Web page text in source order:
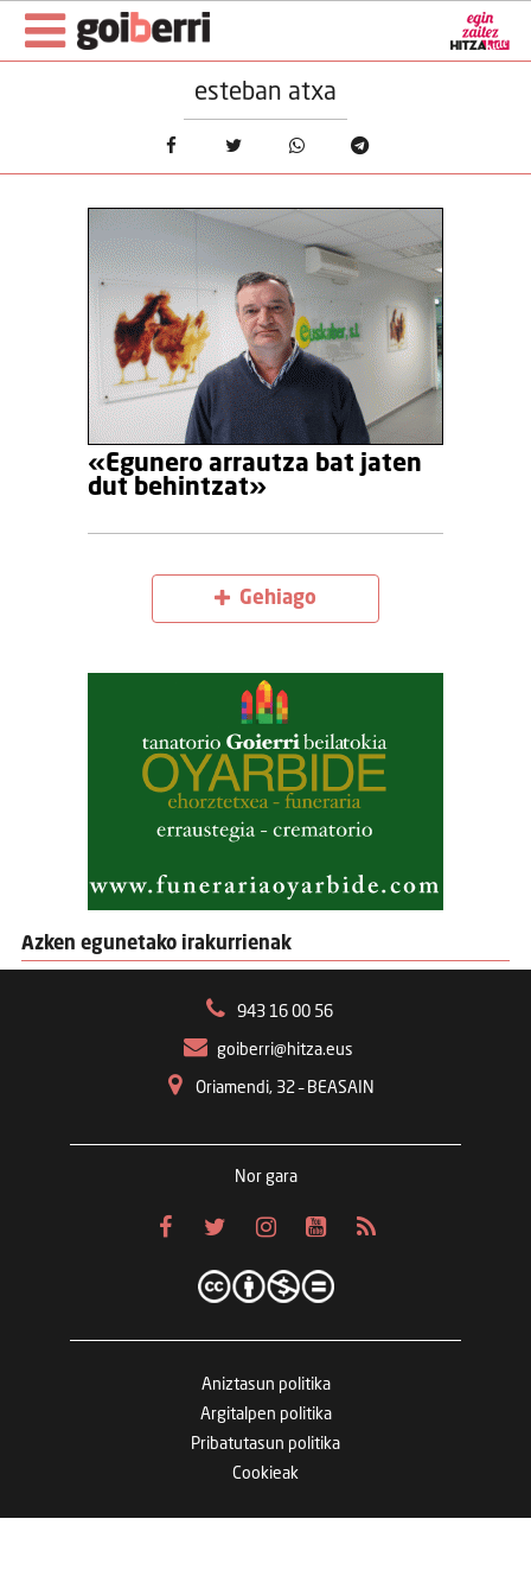
esteban atxa
«Egunero arrautza bat jaten
dut behintzat»
Gehiago
Azken egunetako irakurrienak
943 16 00 56
goiberri@hitza.eus
Oriamendi, 32 – BEASAIN
Nor gara
Aniztasun politika
Argitalpen politika
Pribatutasun politika
Cookieak